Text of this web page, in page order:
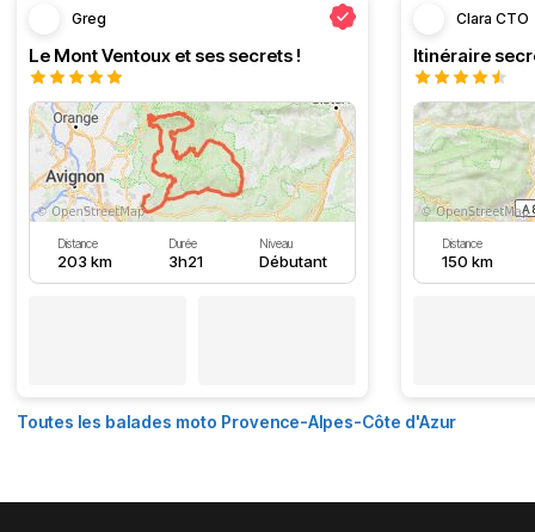
Greg
Le Mont Ventoux et ses secrets !
Distance
203 km
Durée
3h21
Niveau
Débutant
Clara CTO
Distance
150 km
Toutes les balades moto Provence-Alpes-Côte d'Azur